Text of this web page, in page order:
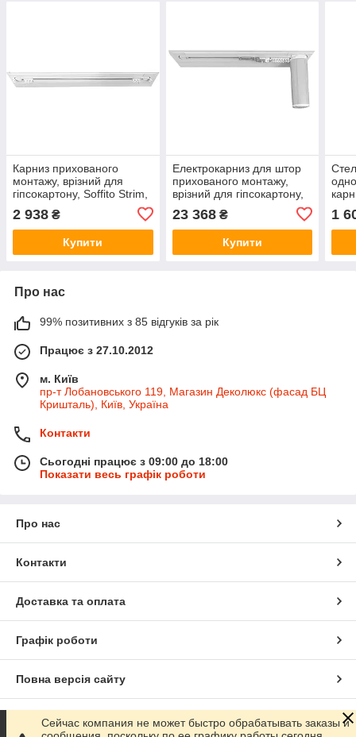
Карниз прихованого
монтажу, врізний для
гіпсокартону, Soffito Strim,
2 938 ₴
Купити
Електрокарниз для штор
прихованого монтажу,
врізний для гіпсокартону,
23 368₴
Купити
1
Про нас
99% позитивних з 85 відгуків за рік
Працює з 27.10.2012
м. Київ
пр-т Лобановського 119, Магазин Деколюкс (фасад БЦ
Кришталь), Київ, Україна
Контакти
Сьогодні працює з 09:00 до 18:00
Показати весь графік роботи
Про нас
Контакти
Доставка та оплата
Графік роботи
Повна версія сайту
Сайт створено на маркетплейсі Prom.ua
Сейчас компания не может быстро обрабатывать заказы и